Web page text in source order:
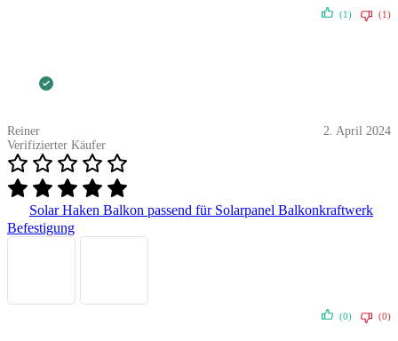
(1) (1)
Reiner
Verifizierter Käufer
2. April 2024
Solar Haken Balkon passend für Solarpanel Balkonkraftwerk
Befestigung
(0) (0)